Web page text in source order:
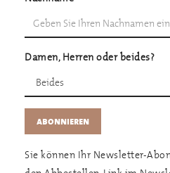
Damen, Herren oder beides?
Sie können Ihr Newsletter-